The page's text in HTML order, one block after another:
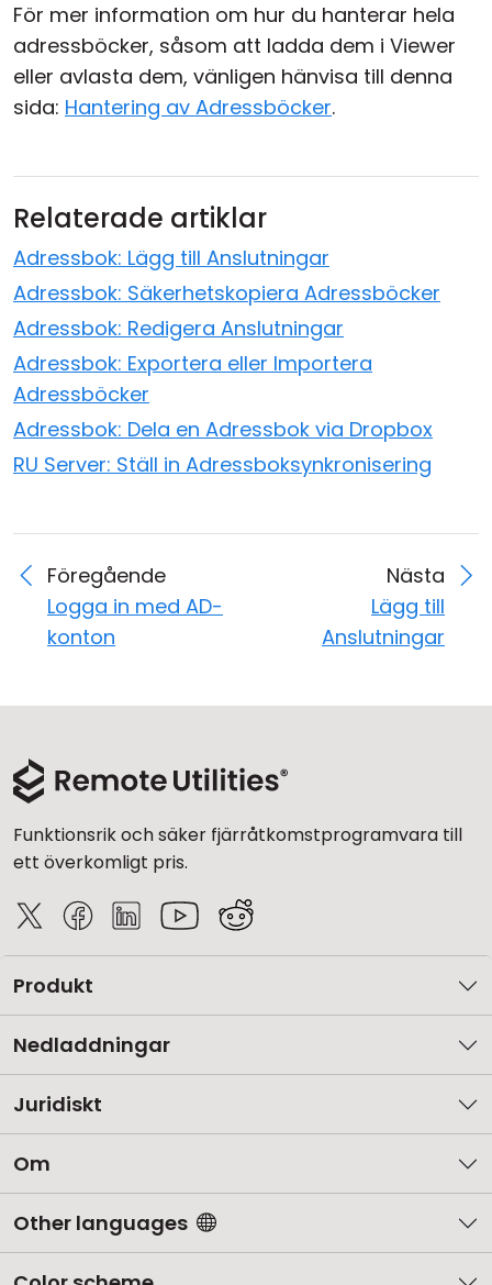
För mer information om hur du hanterar hela
adressböcker, såsom att ladda dem i Viewer
eller avlasta dem, vänligen hänvisa till denna
sida: Hantering av Adressböcker.
Relaterade artiklar
Adressbok: Lägg till Anslutningar
Adressbok: Säkerhetskopiera Adressböcker
Adressbok: Redigera Anslutningar
Adressbok: Exportera eller Importera
Adressböcker
Adressbok: Dela en Adressbok via Dropbox
RU Server: Ställ in Adressboksynkronisering
Föregående
Logga in med AD-
konton
Nästa
Lägg till
Anslutningar
Funktionsrik och säker fjärråtkomstprogramvara till
ett överkomligt pris.
Produkt
Nedladdningar
Juridiskt
Om
Other languages